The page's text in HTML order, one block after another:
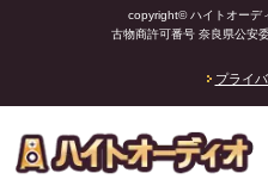
copyright© ハイトオーデ
古物商許可番号 奈良県公安
プライ